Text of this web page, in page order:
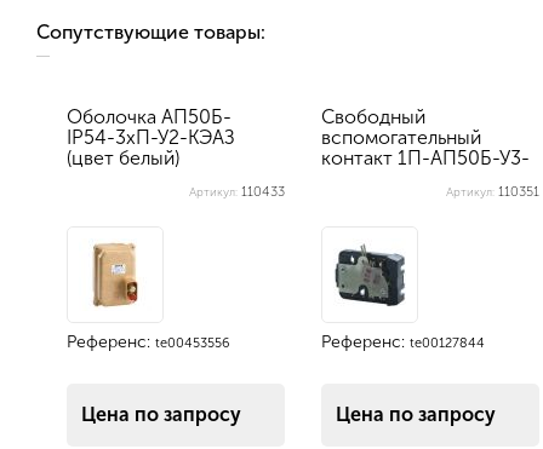
Сопутствующие товары:
Оболочка АП50Б-
IP54-3хП-У2-КЭАЗ
(цвет белый)
Артикул: 110433
Референс: te00453556
Цена по запросу
Свободный
вспомогательный
контакт 1П-АП50Б-У3-
Артикул: 110351
Референс: te00127844
Цена по запросу